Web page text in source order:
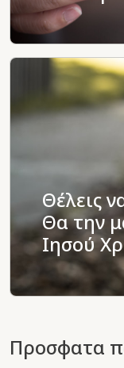
Θέλεις
Θα την
Ιησού
Προσφατα